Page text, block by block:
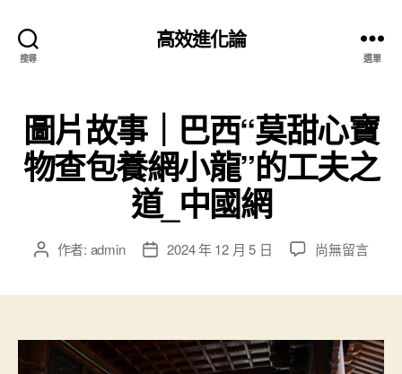
搜尋
高效進化論
選單
圖片故事｜巴西“莫甜心寶
物查包養網小龍”的工夫之
道_中國網
文 作者: admin
文
期
2024 年 12 月 5 日
在
尚無留言